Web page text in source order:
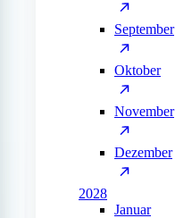
September
Oktober
November
Dezember
2028
Januar